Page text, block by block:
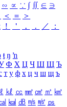
∽ ∝ ∵ ∫ ∬ ∈ ∋
＜ ＝
＞
！ ＇ ， ． ／
：
ŧ ŋ ŉ
Ф Х Ц Ч Ш Щ Ъ
т у ф х ц ч ш щ ъ
ℓ ㎘ ㏄ ㎣ ㎤ ㎥ ㎦
㎉ ㏈ ㎧ ㎨ ㎰